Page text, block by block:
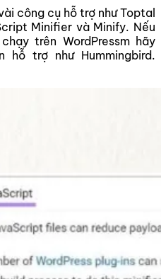
công cụ hỗ trợ như Toptal
Minifier và Minify. Nếu
trên WordPressm hãy
trợ như Hummingbird.